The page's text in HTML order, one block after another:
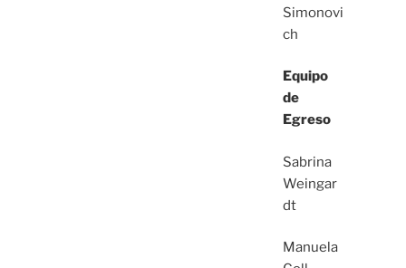
Simonovi
ch
Equipo
de
Egreso
Sabrina
Weingar
dt
Manuela